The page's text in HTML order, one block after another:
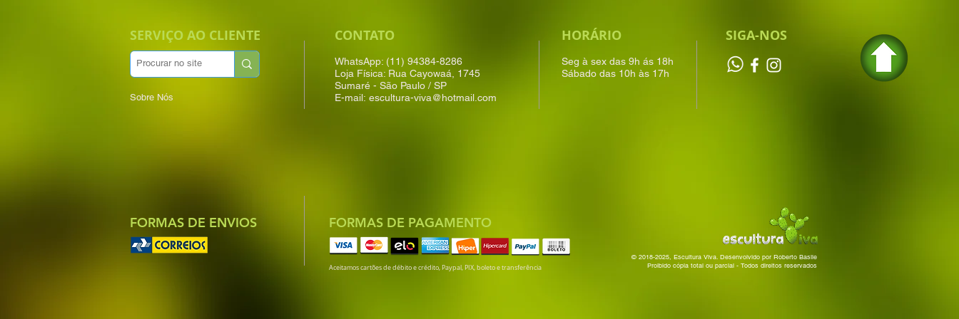
SERVIÇO AO CLIENTE
Sobre Nós
CONTATO
WhatsApp: (11) 94384-8286
Loja Física: Rua Cayowaá, 1745
Sumaré - São Paulo / SP
E-mail: escultura-viva@hotmail.com
HORÁRIO
Seg à sex das 9h ás 18h
Sábado das 10h às 17h
SIGA-NOS
FORMAS DE ENVIOS FORMAS DE PAGAMENTO
Aceitamos cartões de débito e crédito, Paypal, PIX, boleto e transferência
© 2018-2025, Escultura Viva. Desenvolvido por Roberto Basile
Proibido cópia total ou parcial - Todos direitos reservados